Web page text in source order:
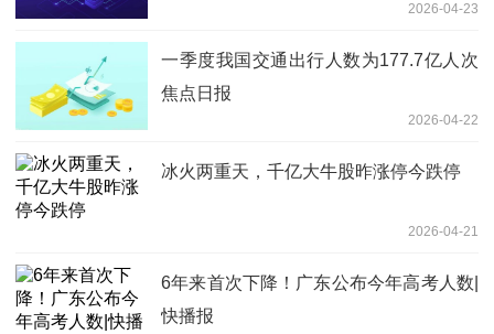
2026-04-23
一季度我国交通出行人数为177.7亿人次
焦点日报
2026-04-22
冰火两重天，千亿大牛股昨涨停今跌停
2026-04-21
6年来首次下降！广东公布今年高考人数|
快播报